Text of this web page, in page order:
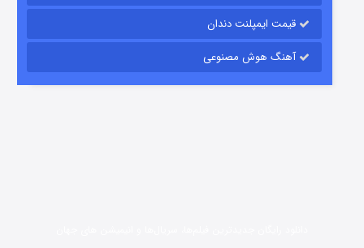
قیمت ایمپلنت دندان
آهنگ هوش مصنوعی